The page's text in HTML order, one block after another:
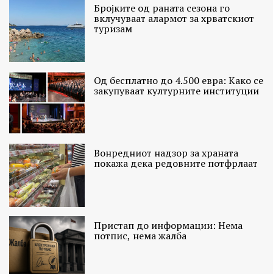
Бројките од раната сезона го
вклучуваат алармот за хрватскиот
туризам
Од бесплатно до 4.500 евра: Како се
закупуваат културните институции
Вонредниот надзор за храната
покажа дека редовните потфрлаат
Пристап до информации: Нема
потпис, нема жалба